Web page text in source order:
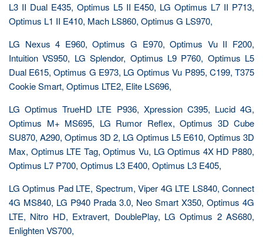
L3 II Dual E435, Optimus L5 II E450, LG Optimus L7 II P713,
Optimus L1 II E410, Mach LS860, Optimus G LS970,
LG Nexus 4 E960, Optimus G E970, Optimus Vu II F200,
Intuition VS950, LG Splendor, Optimus L9 P760, Optimus L5
Dual E615, Optimus G E973, LG Optimus Vu P895, C199, T375
Cookie Smart, Optimus LTE2, Elite LS696,
LG Optimus TrueHD LTE P936, Xpression C395, Lucid 4G,
Optimus M+ MS695, LG Rumor Reflex, Optimus 3D Cube
SU870, A290, Optimus 3D 2, LG Optimus L5 E610, Optimus 3D
Max, Optimus LTE Tag, Optimus Vu, LG Optimus 4X HD P880,
Optimus L7 P700, Optimus L3 E400, Optimus L3 E405,
LG Optimus Pad LTE, Spectrum, Viper 4G LTE LS840, Connect
4G MS840, LG P940 Prada 3.0, Neo Smart X350, Optimus 4G
LTE, Nitro HD, Extravert, DoublePlay, LG Optimus 2 AS680,
Enlighten VS700,